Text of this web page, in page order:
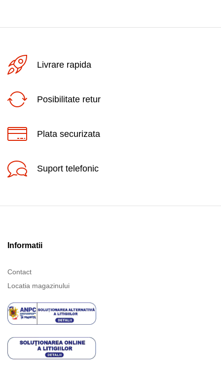
Livrare rapida
Posibilitate retur
Plata securizata
Suport telefonic
Informatii
Contact
Locatia magazinului